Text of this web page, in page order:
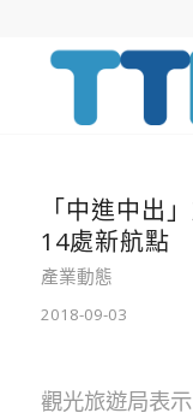
「中進中出
14處新航點
產業動態
2018-09-03
觀光旅遊局表